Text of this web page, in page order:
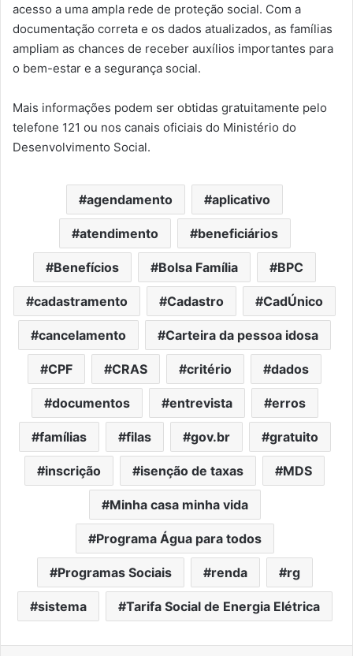
acesso a uma ampla rede de proteção social. Com a
documentação correta e os dados atualizados, as famílias
ampliam as chances de receber auxílios importantes para
o bem-estar e a segurança social.
Mais informações podem ser obtidas gratuitamente pelo
telefone 121 ou nos canais oficiais do Ministério do
Desenvolvimento Social.
agendamento aplicativo
atendimento beneficiários
Benefícios Bolsa Família BPC
cadastramento Cadastro CadÚnico
cancelamento Carteira da pessoa idosa
CPF CRAS critério dados
documentos entrevista erros
famílias filas gov.br gratuito
inscrição isenção de taxas MDS
Minha casa minha vida
Programa Água para todos
Programas Sociais renda rg
sistema Tarifa Social de Energia Elétrica